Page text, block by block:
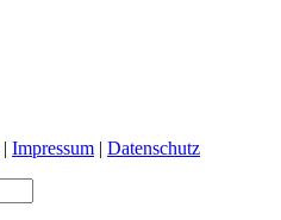
| Impressum | Datenschutz